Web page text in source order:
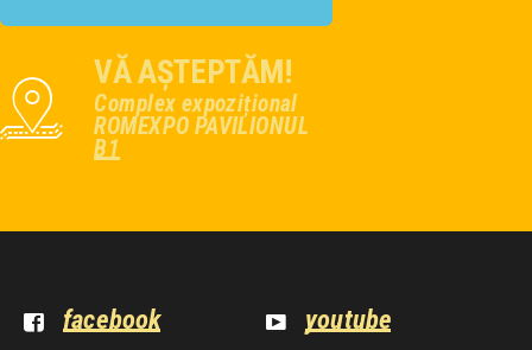
VĂ AȘTEPTĂM!
Complex expozițional
ROMEXPO PAVILIONUL
B1
facebook
youtube